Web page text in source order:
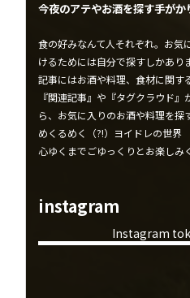
今夜のアテやお酒を探す手が
食の好みなんて人それぞれ。お気
けるためには自分で探すしかあり
記事にはお酒や料理、食材に関す
『関連記事』や『タグクラウド
ら、お気に入りのお酒や料理を探
めくるめく（?!）ヨイドレの世界
心ゆくまでごゆっくりとお楽しみ
instagram
Instagram